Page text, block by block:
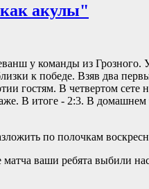
акулы"
у команды из Грозного.
к победе. Взяв два
гостям. В четвертом
В итоге - 2:3. В домашнем
по полочкам
ваши ребята выбили